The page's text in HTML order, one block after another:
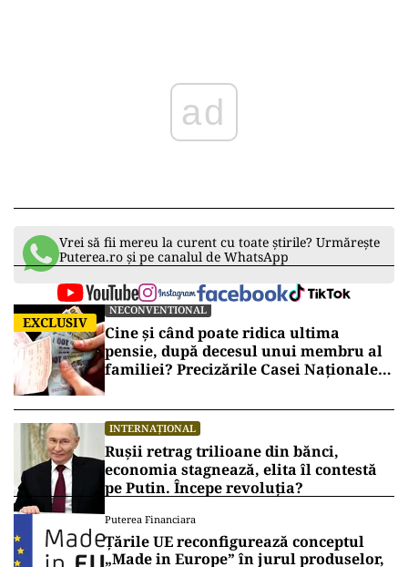
ad
Vrei să fii mereu la curent cu toate știrile? Urmărește
Puterea.ro și pe canalul de WhatsApp
EXCLUSIV
NECONVENTIONAL
Cine și când poate ridica ultima
pensie, după decesul unui membru al
familiei? Precizările Casei Naționale
INTERNAȚIONAL
Rușii retrag trilioane din bănci,
economia stagnează, elita îl contestă
pe Putin. Începe revoluția?
Puterea Financiara
Țările UE reconfigurează conceptul
„Made in Europe” în jurul produselor,